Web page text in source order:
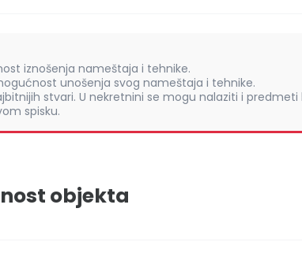
iznošenja nameštaja i tehnike.
unošenja svog nameštaja i tehnike.
stvari. U nekretnini se mogu nalaziti i predmeti
spisku.
objekta